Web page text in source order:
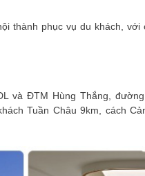
thành phục vụ du khách,
và ĐTM Hùng Thắng,
Tuần Châu 9km, cách